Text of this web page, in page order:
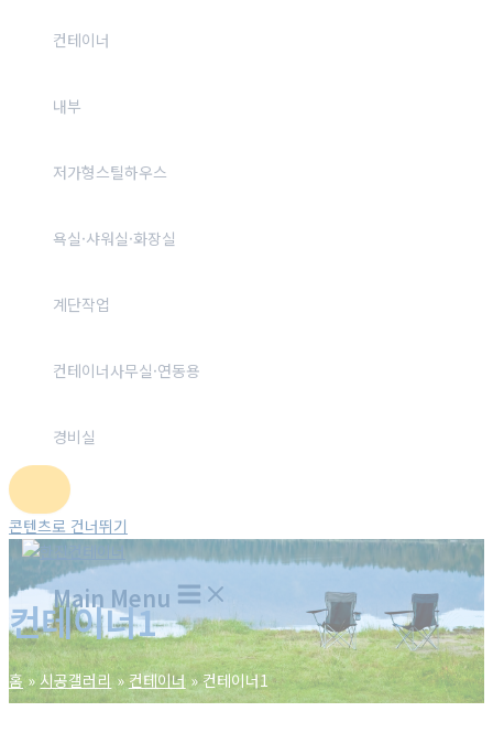
컨테이너
내부
저가형스틸하우스
욕실·샤워실·화장실
계단작업
컨테이너사무실·연동용
경비실
콘텐츠로 건너뛰기
Main Menu
컨테이너1
홈 시공갤러리 컨테이너 컨테이너1